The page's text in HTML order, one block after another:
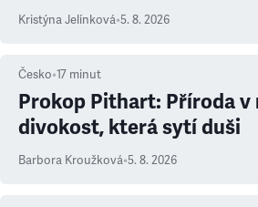
Kristýna Jelínková•5. 8. 2026
Česko•17 minut
Prokop Pithart: Příroda v
divokost, která sytí duši
Barbora Kroužková•5. 8. 2026